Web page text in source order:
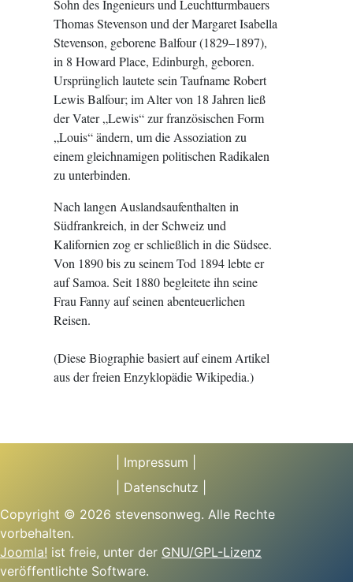
Sohn des Ingenieurs und Leuchtturmbauers
Thomas Stevenson und der Margaret Isabella
Stevenson, geborene Balfour (1829–1897),
in 8 Howard Place, Edinburgh, geboren.
Ursprünglich lautete sein Taufname Robert
Lewis Balfour; im Alter von 18 Jahren ließ
der Vater „Lewis“ zur französischen Form
„Louis“ ändern, um die Assoziation zu
einem gleichnamigen politischen Radikalen
zu unterbinden.
Nach langen Auslandsaufenthalten in
Südfrankreich, in der Schweiz und
Kalifornien zog er schließlich in die Südsee.
Von 1890 bis zu seinem Tod 1894 lebte er
auf Samoa. Seit 1880 begleitete ihn seine
Frau Fanny auf seinen abenteuerlichen
Reisen.
(Diese Biographie basiert auf einem Artikel
aus der freien Enzyklopädie Wikipedia.)
| Impressum |
| Datenschutz |
Copyright © 2026 stevensonweg. Alle Rechte
vorbehalten.
Joomla! ist freie, unter der GNU/GPL-Lizenz
veröffentlichte Software.